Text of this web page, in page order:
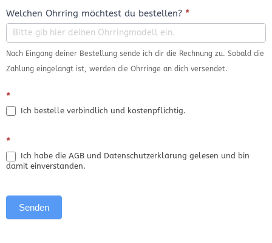
Welchen Ohrring möchtest du bestellen? *
Nach Eingang deiner Bestellung sende ich dir die Rechnung zu. Sobald die
Zahlung eingelangt ist, werden die Ohrringe an dich versendet.
*
Ich bestelle verbindlich und kostenpflichtig.
*
Ich habe die AGB und Datenschutzerklärung gelesen und bin
damit einverstanden.
Senden